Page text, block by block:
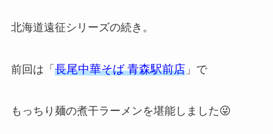
北海道遠征シリーズの続き。
前回は「 長尾中華そば 青森駅前店」で
もっちり麺の煮干ラーメンを堪能しました😜